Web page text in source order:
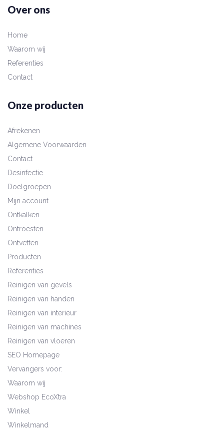
Over ons
Home
Waarom wij
Referenties
Contact
Onze producten
Afrekenen
Algemene Voorwaarden
Contact
Desinfectie
Doelgroepen
Mijn account
Ontkalken
Ontroesten
Ontvetten
Producten
Referenties
Reinigen van gevels
Reinigen van handen
Reinigen van interieur
Reinigen van machines
Reinigen van vloeren
SEO Homepage
Vervangers voor:
Waarom wij
Webshop EcoXtra
Winkel
Winkelmand